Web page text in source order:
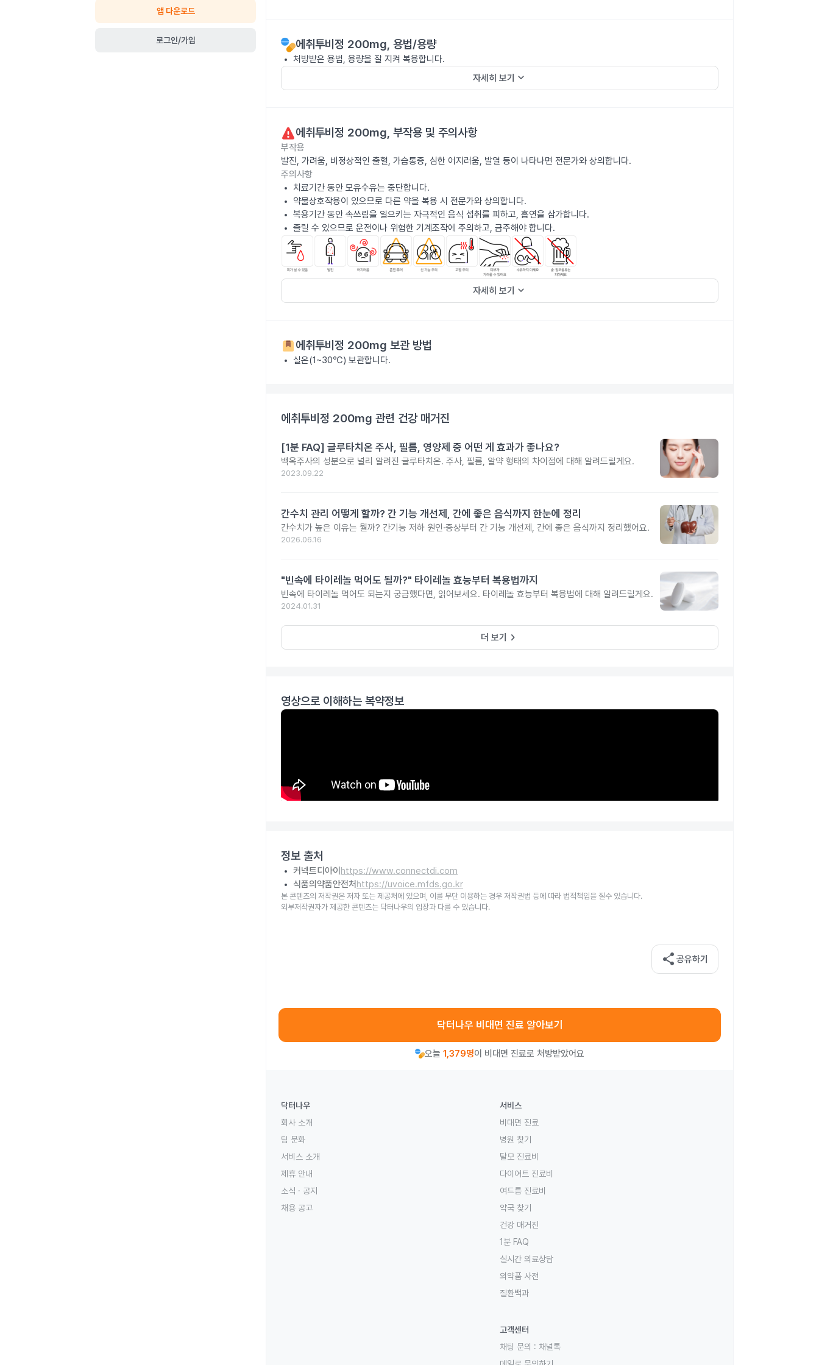
앱 다운로드
로그인/가입 에취투비정 200mg, 용법/용량
처방받은 용법, 용량을 잘 지켜 복용합니다.
자세히 보기 keyboard_arrow_down
에취투비정 200mg, 부작용 및 주의사항
부작용
발진, 가려움, 비정상적인 출혈, 가슴통증, 심한 어지러움, 발열 등이 나타나면 전문가와 상의합니다.
주의사항
치료기간 동안 모유수유는 중단합니다.
약물상호작용이 있으므로 다른 약을 복용 시 전문가와 상의합니다.
복용기간 동안 속쓰림을 일으키는 자극적인 음식 섭취를 피하고, 흡연을 삼가합니다.
졸릴 수 있으므로 운전이나 위험한 기계조작에 주의하고, 금주해야 합니다.
자세히 보기 keyboard_arrow_down
에취투비정 200mg 보관 방법
실온(1~30℃) 보관합니다.
에취투비정 200mg 관련 건강 매거진
[1분 FAQ] 글루타치온 주사, 필름, 영양제 중 어떤 게 효과가 좋나요?
백옥주사의 성분으로 널리 알려진 글루타치온. 주사, 필름, 알약 형태의 차이점에 대해 알려드릴게요.
2023.09.22
간수치 관리 어떻게 할까? 간 기능 개선제, 간에 좋은 음식까지 한눈에 정리
간수치가 높은 이유는 뭘까? 간기능 저하 원인·증상부터 간 기능 개선제, 간에 좋은 음식까지 정리했어요.
2026.06.16
"빈속에 타이레놀 먹어도 될까?" 타이레놀 효능부터 복용법까지
빈속에 타이레놀 먹어도 되는지 궁금했다면, 읽어보세요. 타이레놀 효능부터 복용법에 대해 알려드릴게요.
2024.01.31
더 보기 keyboard_arrow_right
영상으로 이해하는 복약정보
정보 출처
커넥트디아이 https://www.connectdi.com
식품의약품안전처 https://uvoice.mfds.go.kr
본 콘텐츠의 저작권은 저자 또는 제공처에 있으며, 이를 무단 이용하는 경우 저작권법 등에 따라 법적책임을 질수 있습니다.
외부저작권자가 제공한 콘텐츠는 닥터나우의 입장과 다를 수 있습니다.
share 공유하기
닥터나우 비대면 진료 알아보기
오늘 1,379명이 비대면 진료로 처방받았어요
닥터나우
회사 소개
팀 문화
서비스 소개
제휴 안내
소식 · 공지
채용 공고
서비스
비대면 진료
병원 찾기
탈모 진료비
다이어트 진료비
여드름 진료비
약국 찾기
건강 매거진
1분 FAQ
실시간 의료상담
의약품 사전
질환백과
고객센터
채팅 문의 : 채널톡